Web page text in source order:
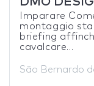
Imparare
montaggio
briefing
cavalcare...
São Bernardo